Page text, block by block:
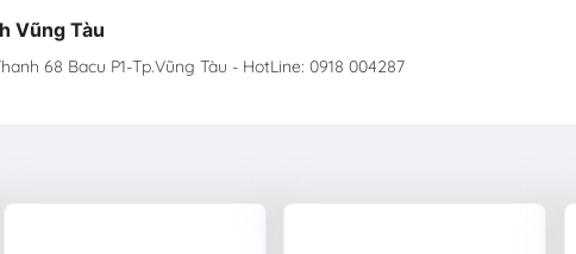
Vũng Tàu
68 Bacu P1-Tp.Vũng Tàu - HotLine: 0918 004287